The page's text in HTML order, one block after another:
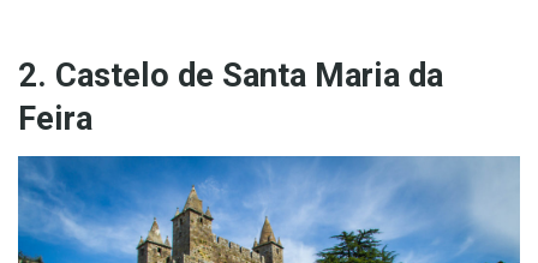
2. Castelo de Santa Maria da
Feira